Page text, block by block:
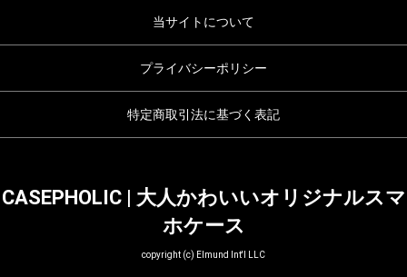
当サイトについて
プライバシーポリシー
特定商取引法に基づく表記
CASEPHOLIC | 大人かわいいオリジナルスマ
ホケース
copyright (c) Elmund Int'l LLC